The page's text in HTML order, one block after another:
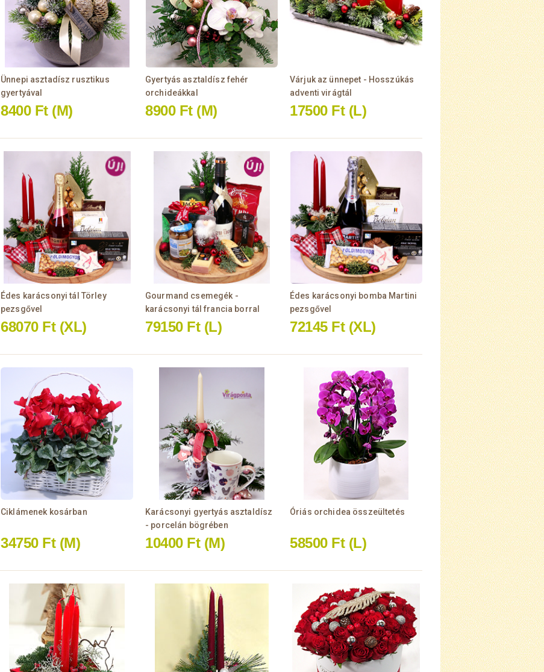
Ünnepi asztadísz rusztikus
gyertyával
8400 Ft (M)
Gyertyás asztaldísz fehér
orchideákkal
8900 Ft (M)
Várjuk az ünnepet - Hosszúkás
adventi virágtál
17500 Ft (L)
Édes karácsonyi tál Törley
pezsgővel
68070 Ft (XL)
Gourmand csemegék -
karácsonyi tál francia borral
79150 Ft (L)
Édes karácsonyi bomba Martini
pezsgővel
72145 Ft (XL)
Ciklámenek kosárban
34750 Ft (M)
Karácsonyi gyertyás asztaldísz
- porcelán bögrében
10400 Ft (M)
Óriás orchidea összeültetés
58500 Ft (L)